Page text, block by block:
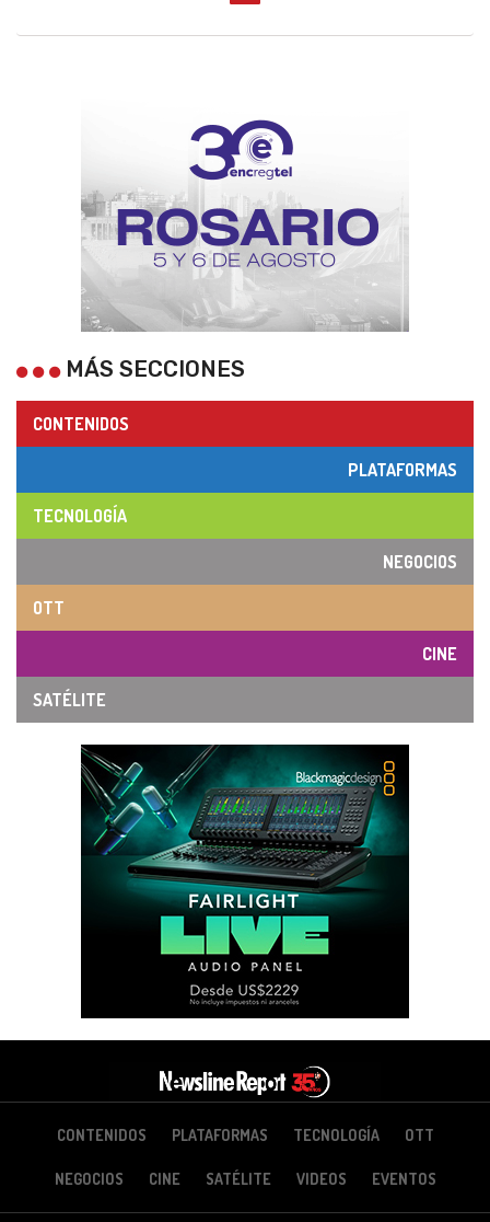
MÁS SECCIONES
CONTENIDOS
PLATAFORMAS
TECNOLOGÍA
NEGOCIOS
OTT
CINE
SATÉLITE
CONTENIDOS PLATAFORMAS TECNOLOGÍA OTT
NEGOCIOS CINE SATÉLITE VIDEOS EVENTOS